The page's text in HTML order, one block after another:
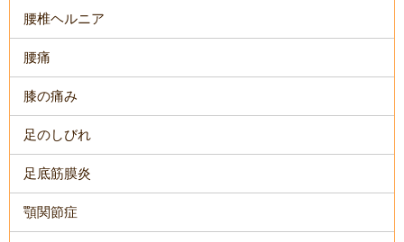
腰椎ヘルニア
腰痛
膝の痛み
足のしびれ
足底筋膜炎
顎関節症